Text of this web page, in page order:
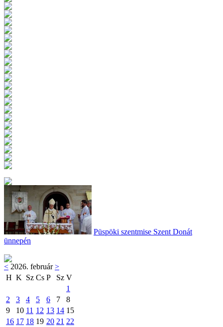
Püspöki szentmise Szent Donát
ünnepén
< 2026. február>
H K Sz Cs P Sz V
1
2
3 4 5 6 7
8
9
10 11 12 13 14 15
16 17 18 19 20 21 22